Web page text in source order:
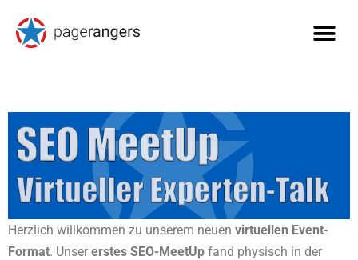
Herzlich willkommen zu unserem neuen virtuellen Event-
Format. Unser erstes SEO-MeetUp fand physisch in der